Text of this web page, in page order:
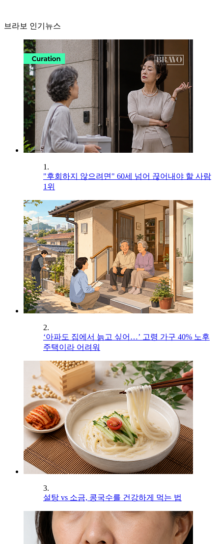
브라보 인기뉴스
1.
"후회하지 않으려면" 60세 넘어 끊어내야 할 사람
1위
2.
‘아파도 집에서 늙고 싶어…’ 고령 가구 40% 노후
주택이라 어려워
3.
설탕 vs 소금, 콩국수를 건강하게 먹는 법